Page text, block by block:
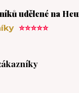
udělené na
⭐⭐⭐⭐⭐